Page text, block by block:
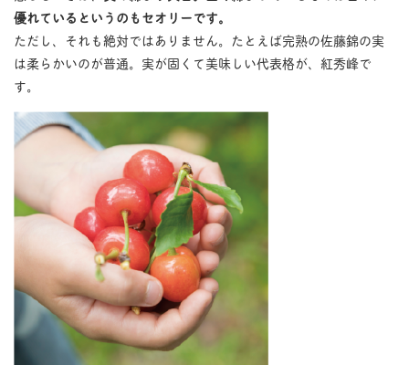
優れているというのもセオリーです。
ただし、それも絶対ではありません。たとえば完熟の佐藤錦の実
は柔らかいのが普通。実が固くて美味しい代表格が、紅秀峰で
す。